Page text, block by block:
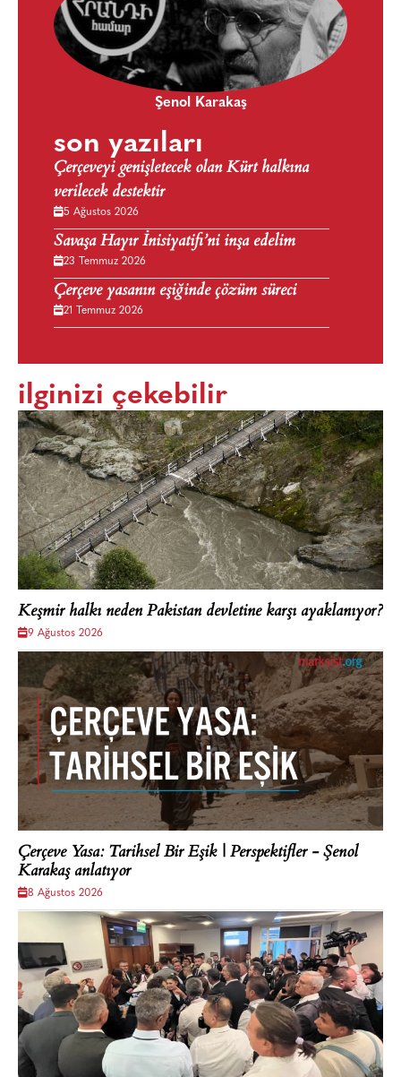
Şenol Karakaş
son yazıları
Çerçeveyi genişletecek olan Kürt halkına
verilecek destektir
5 Ağustos 2026
Savaşa Hayır İnisiyatifi’ni inşa edelim
23 Temmuz 2026
Çerçeve yasanın eşiğinde çözüm süreci
21 Temmuz 2026
ilginizi çekebilir
Keşmir halkı neden Pakistan devletine karşı ayaklanıyor?
9 Ağustos 2026
Çerçeve Yasa: Tarihsel Bir Eşik | Perspektifler - Şenol
Karakaş anlatıyor
8 Ağustos 2026